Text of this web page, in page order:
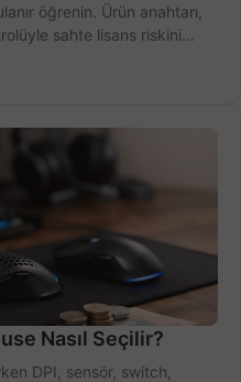
öğrenin. Ürün anahtarı,
sahte lisans riskini
Nasıl Seçilir?
DPI, sensör, switch,